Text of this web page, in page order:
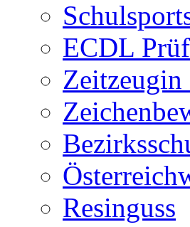
ECDL
Zeitzeugin
Resinguss